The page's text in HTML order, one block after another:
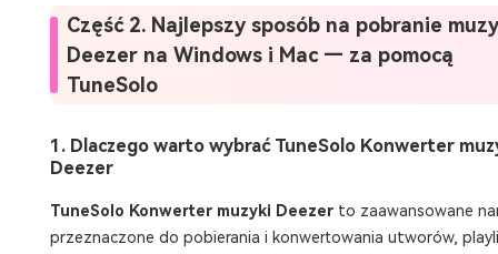
Część 2. Najlepszy sposób na pobranie
Deezer na Windows i Mac — za pomocą
TuneSolo
1. Dlaczego warto wybrać TuneSolo Konwerter
Deezer
TuneSolo Konwerter muzyki Deezerto zaawansowane
przeznaczone do pobierania i konwertowania utworów,